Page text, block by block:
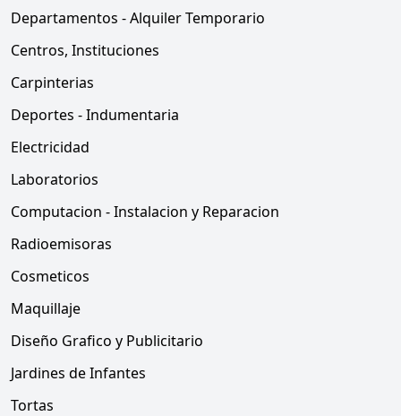
Departamentos - Alquiler Temporario
Centros, Instituciones
Carpinterias
Deportes - Indumentaria
Electricidad
Laboratorios
Computacion - Instalacion y Reparacion
Radioemisoras
Cosmeticos
Maquillaje
Diseño Grafico y Publicitario
Jardines de Infantes
Tortas